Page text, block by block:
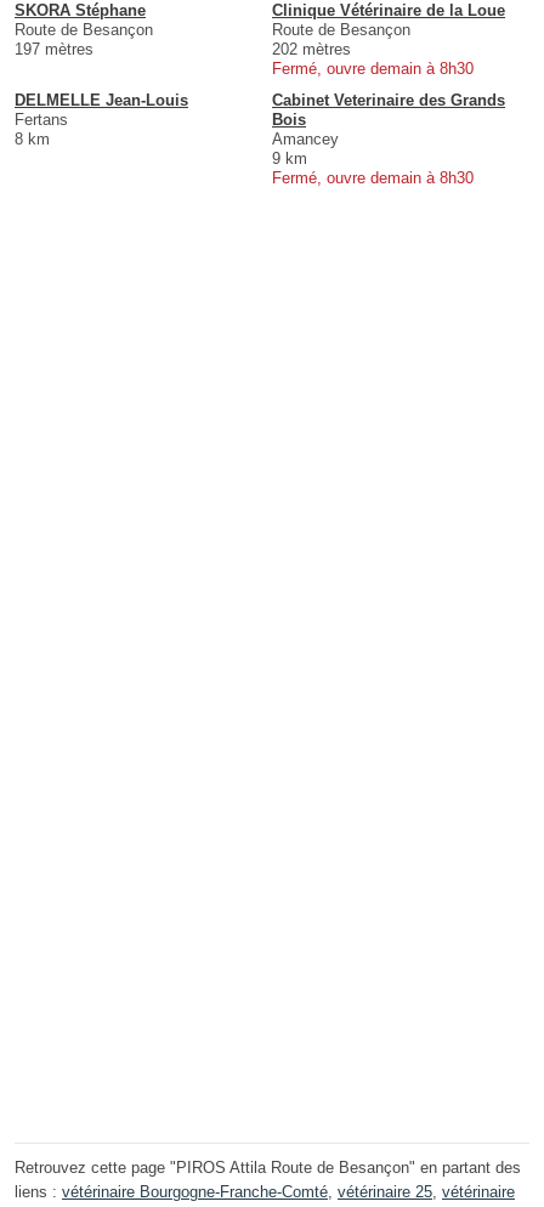
SKORA Stéphane
Route de Besançon
197 mètres
Clinique Vétérinaire de la Loue
Route de Besançon
202 mètres
Fermé, ouvre demain à 8h30
DELMELLE Jean-Louis
Fertans
8 km
Cabinet Veterinaire des Grands
Bois
Amancey
9 km
Fermé, ouvre demain à 8h30
Retrouvez cette page "PIROS Attila Route de Besançon" en partant des
liens : vétérinaire Bourgogne-Franche-Comté, vétérinaire 25, vétérinaire